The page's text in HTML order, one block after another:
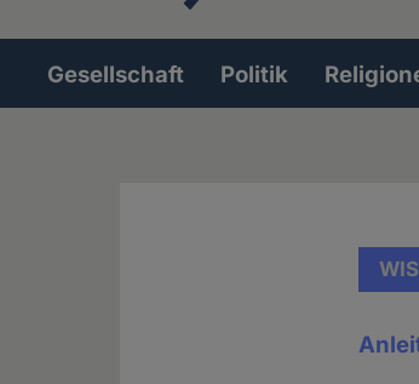
Hauptnavigation
Gesellschaft Politik